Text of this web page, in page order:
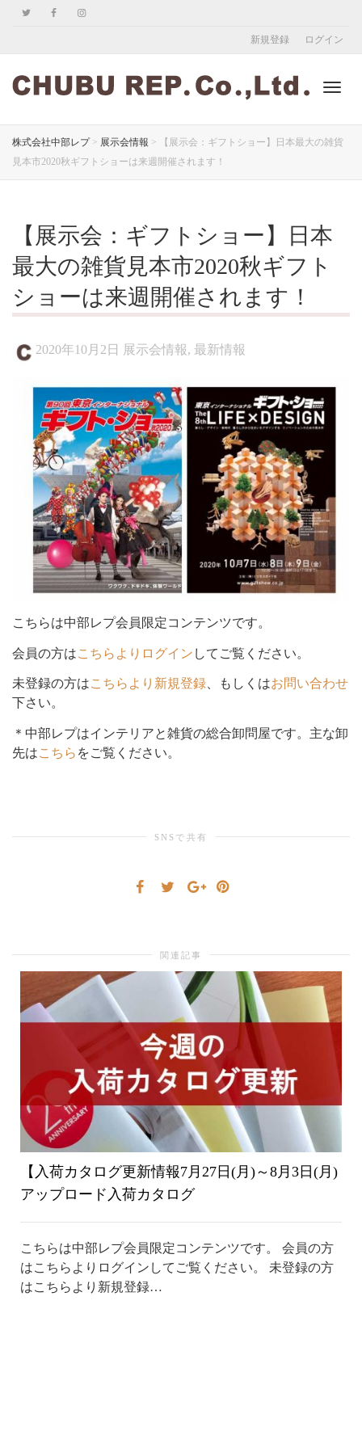
新規登録 ログイン
ン
切
株式会社中部レプ> 展示会情報 >
【展示会：ギフトショー】日本最大の雑貨
見本市2020秋ギフトショーは来週開催されます！
【展示会：ギフトショー】日本
最大の雑貨見本市2020秋ギフト
ショーは来週開催されます！
2020年10月2日 展示会情報, 最新情報
こちらは中部レプ会員限定コンテンツです。
会員の方はこちらよりログイン してご覧ください。
未登録の方はこちらより新規登録 、もしくはお問い合わせ
下さい。
＊中部レプはインテリアと雑貨の総合卸問屋です。主な卸
先はこちら をご覧ください。
SNSで共有
関連記事
【入荷カタログ更新情報7月27日(月)～8月3日(月)
アップロード入荷カタログ
こちらは中部レプ会員限定コンテンツです。 会員の方
はこちらよりログインしてご覧ください。 未登録の方
はこちらより新規登録…